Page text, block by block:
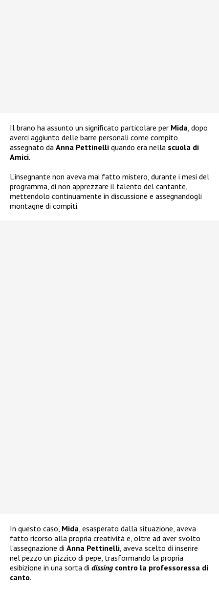
Il brano ha assunto un significato particolare per Mida, dopo
averci aggiunto delle barre personali come compito
assegnato da Anna Pettinelli quando era nella scuola di
Amici.
L’insegnante non aveva mai fatto mistero, durante i mesi del
programma, di non apprezzare il talento del cantante,
mettendolo continuamente in discussione e assegnandogli
montagne di compiti.
In questo caso, Mida, esasperato dalla situazione, aveva
fatto ricorso alla propria creatività e, oltre ad aver svolto
l’assegnazione di Anna Pettinelli, aveva scelto di inserire
nel pezzo un pizzico di pepe, trasformando la propria
esibizione in una sorta di dissing contro la professoressa di
canto.